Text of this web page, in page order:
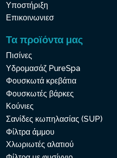
Υποστήριξη
Επικοινωνιεσ
Τα προϊόντα μας
Πισίνες
Υδρομασάζ PureSpa
Φουσκωτά κρεβάτια
Φουσκωτές βάρκες
Κούνιες
Σανίδες κωπηλασίας (SUP)
Φίλτρα άμμου
Χλωριωτές αλατιού